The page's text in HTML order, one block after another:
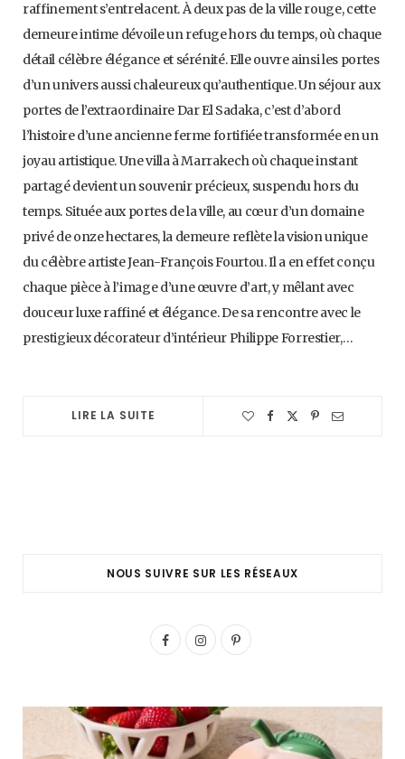
raffinement s’entrelacent. À deux pas de la ville rouge, cette
demeure intime dévoile un refuge hors du temps, où chaque
détail célèbre élégance et sérénité. Elle ouvre ainsi les portes
d’un univers aussi chaleureux qu’authentique. Un séjour aux
portes de l’extraordinaire Dar El Sadaka, c’est d’abord
l’histoire d’une ancienne ferme fortifiée transformée en un
joyau artistique. Une villa à Marrakech où chaque instant
partagé devient un souvenir précieux, suspendu hors du
temps. Située aux portes de la ville, au cœur d’un domaine
privé de onze hectares, la demeure reflète la vision unique
du célèbre artiste Jean-François Fourtou. Il a en effet conçu
chaque pièce à l’image d’une œuvre d’art, y mêlant avec
douceur luxe raffiné et élégance. De sa rencontre avec le
prestigieux décorateur d’intérieur Philippe Forrestier,…
LIRE LA SUITE
NOUS SUIVRE SUR LES RÉSEAUX
F
e
I
t
P
t